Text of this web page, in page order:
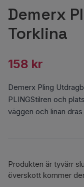
Demerx
Torklina
158 kr
Demerx Pling
PLINGStilren och
väggen och linan
Produkten är tyvärr
överskott kommer